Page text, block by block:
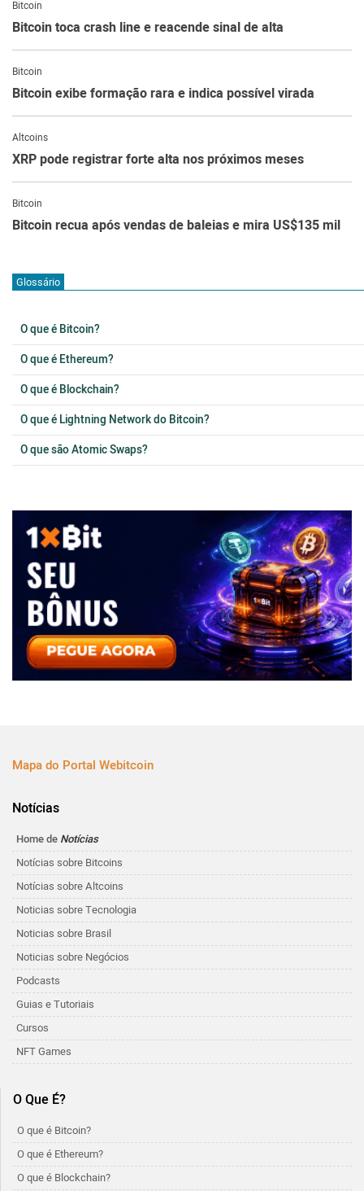
Bitcoin
Bitcoin toca crash line e reacende sinal de alta
Bitcoin
Bitcoin exibe formação rara e indica possível virada
Altcoins
XRP pode registrar forte alta nos próximos meses
Bitcoin
Bitcoin recua após vendas de baleias e mira US$135 mil
Glossário
O que é Bitcoin?
O que é Ethereum?
O que é Blockchain?
O que é Lightning Network do Bitcoin?
O que são Atomic Swaps?
Mapa do Portal Webitcoin
Notícias
Home de Notícias
Notícias sobre Bitcoins
Notícias sobre Altcoins
Noticias sobre Tecnologia
Noticias sobre Brasil
Noticias sobre Negócios
Podcasts
Guias e Tutoriais
Cursos
NFT Games
O Que É?
O que é Bitcoin?
O que é Ethereum?
O que é Blockchain?